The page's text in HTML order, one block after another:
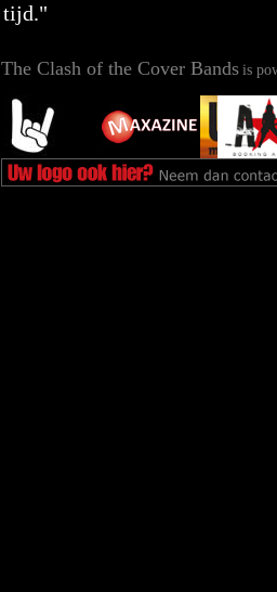
tijd."
The Clash of the Cover Bands is